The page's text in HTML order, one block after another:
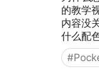
的教学
内容没
什么配
#